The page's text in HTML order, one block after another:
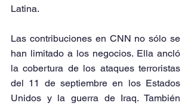
Latina.
Las contribuciones en CNN no sólo se
han limitado a los negocios. Ella ancló
la cobertura de los ataques terroristas
del 11 de septiembre en los Estados
Unidos y la guerra de Iraq. También